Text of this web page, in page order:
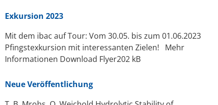
Exkursion 2023
Mit dem ibac auf Tour: Vom 30.05. bis zum 01.06.2023
Pfingstexkursion mit interessanten Zielen! Mehr
Informationen Download Flyer202 kB
Neue Veröffentlichung